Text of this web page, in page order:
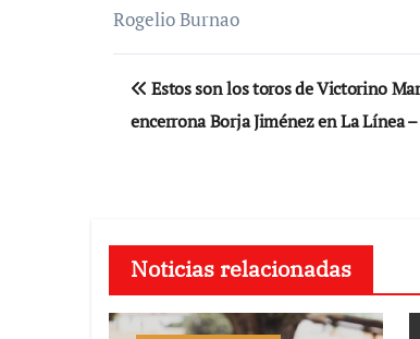
Rogelio Burnao
Navegación
de
Estos son los toros de Victorino
encerrona Borja Jiménez en La Línea
Noticias relacionadas